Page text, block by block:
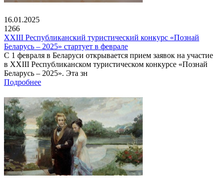
16.01.2025
1266
XXIII Республиканский туристический конкурс «Познай
Беларусь – 2025» стартует в феврале
С 1 февраля в Беларуси открывается прием заявок на участие
в XXIII Республиканском туристическом конкурсе «Познай
Беларусь – 2025». Эта зн
Подробнее